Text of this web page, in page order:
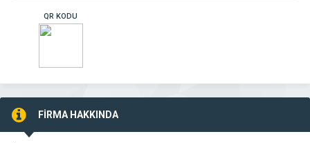
QR KODU
FİRMA HAKKINDA